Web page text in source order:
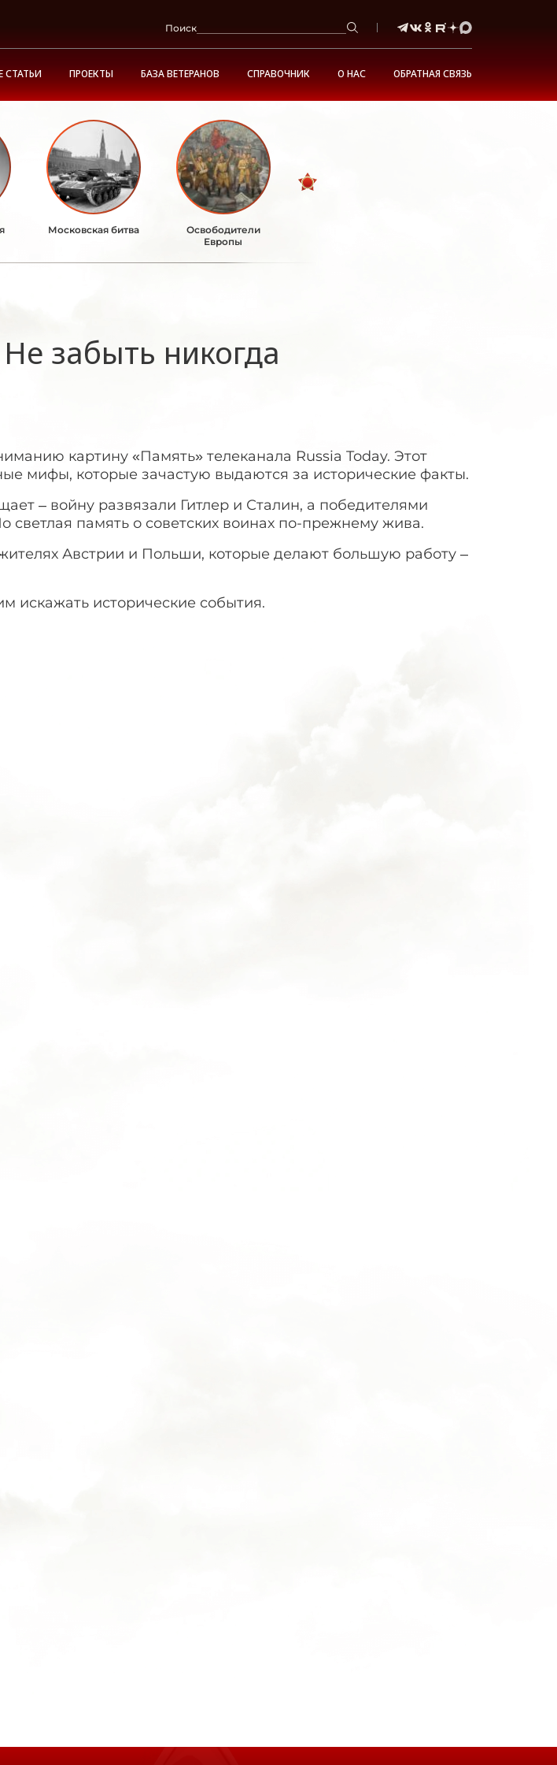
Поиск
СТАТЬИ ПРОЕКТЫ БАЗА ВЕТЕРАНОВ СПРАВОЧНИК О НАС ОБРАТНАЯ СВЯЗЬ
Московская битва
Освободители
Европы
Не забыть никогда
картину «Память» телеканала Russia Today. Этот
мифы, которые зачастую выдаются за исторические факты.
­­– войну развязали Гитлер и Сталин, а победителями
память о советских воинах по-прежнему жива.
Австрии и Польши, которые делают большую работу –
искажать исторические события.